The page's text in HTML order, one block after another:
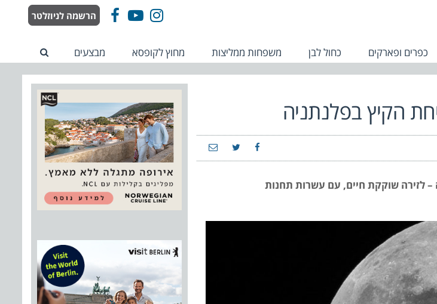
FacebookYouTube
Instagram הרשמה לניוזלטר
כפרים ופארקים כחול לבן משפחות ממליצות מחוץ לקופסא מבצעים
הקיץ בפלנתניה
לזירה שוקקת חיים, עם עשרות תחנות